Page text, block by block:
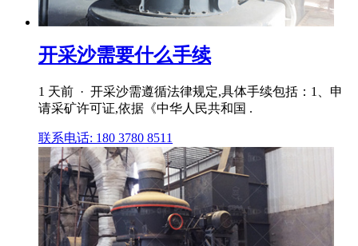
开采沙需要什么手续
1 天前 · 开采沙需遵循法律规定,具体手续包括：1、申
请采矿许可证,依据《中华人民共和国 .
联系电话: 180 3780 8511